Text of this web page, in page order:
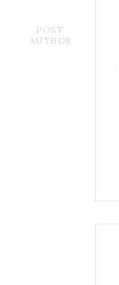
POST
AUTHOR